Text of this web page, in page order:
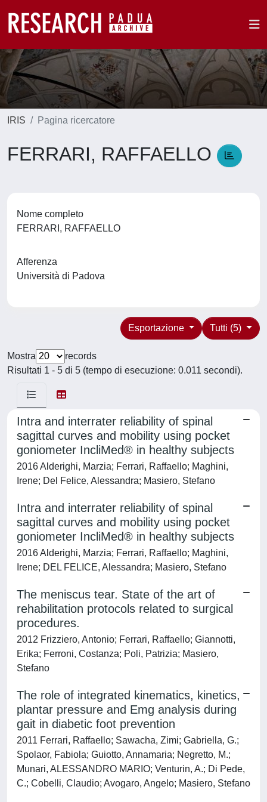
IRIS Pagina ricercatore
FERRARI, RAFFAELLO
Nome completo
FERRARI, RAFFAELLO
Afferenza
Università di Padova
Tutti (5)
Esportazione
Mostra
records
Risultati 1 - 5 di 5 (tempo di esecuzione: 0.011 secondi).
Intra and interrater reliability of spinal
sagittal curves and mobility using pocket
goniometer IncliMed® in healthy subjects
2016 Alderighi, Marzia; Ferrari, Raffaello; Maghini,
Irene; Del Felice, Alessandra; Masiero, Stefano
Intra and interrater reliability of spinal
sagittal curves and mobility using pocket
goniometer IncliMed® in healthy subjects
2016 Alderighi, Marzia; Ferrari, Raffaello; Maghini,
Irene; DEL FELICE, Alessandra; Masiero, Stefano
The meniscus tear. State of the art of
rehabilitation protocols related to surgical
procedures.
2012 Frizziero, Antonio; Ferrari, Raffaello; Giannotti,
Erika; Ferroni, Costanza; Poli, Patrizia; Masiero,
Stefano
The role of integrated kinematics, kinetics,
plantar pressure and Emg analysis during
gait in diabetic foot prevention
2011 Ferrari, Raffaello; Sawacha, Zimi; Gabriella, G.;
Spolaor, Fabiola; Guiotto, Annamaria; Negretto, M.;
Munari, ALESSANDRO MARIO; Venturin, A.; Di Pede,
C.; Cobelli, Claudio; Avogaro, Angelo; Masiero, Stefano